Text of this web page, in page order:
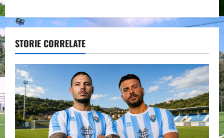
n
a
v
i
g
a
STORIE CORRELATE